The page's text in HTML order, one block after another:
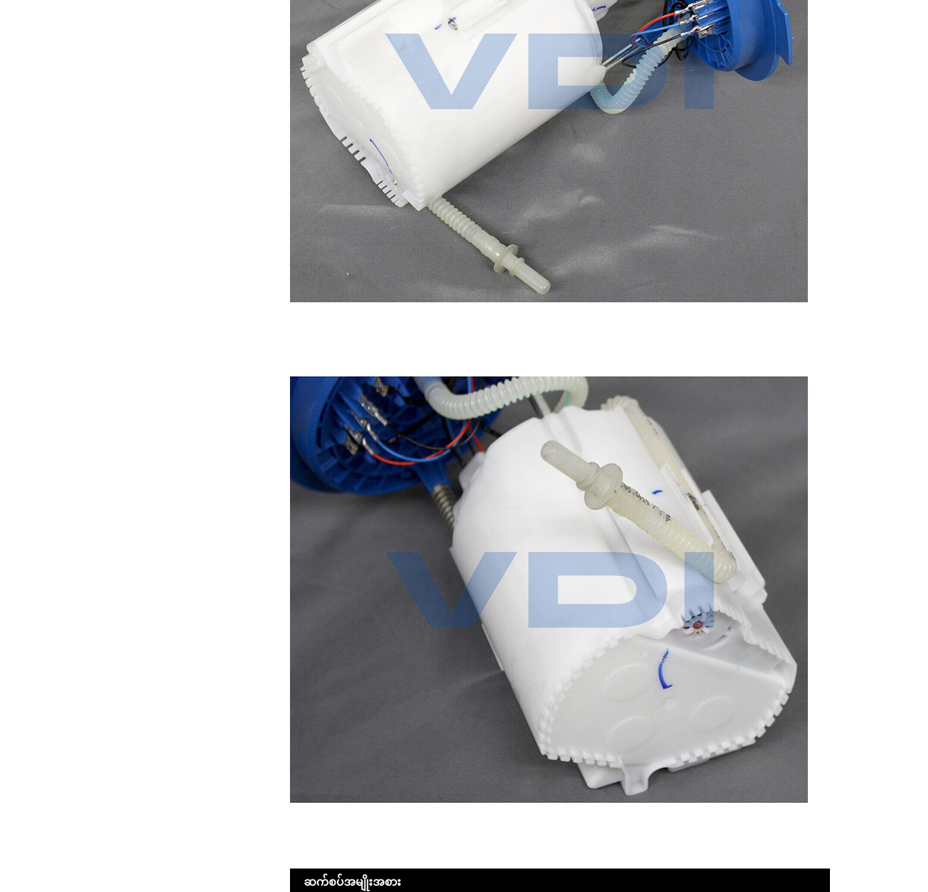
ဆက်စပ်အမျိုးအစား